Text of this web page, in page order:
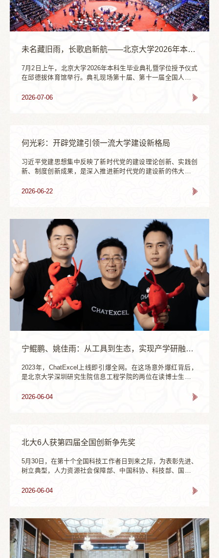
未名藏旧雨，长歌启新航——北京大学2026年本科生毕业典礼暨学位授予仪式举行
7月2日上午，北京大学2026年本科生毕业典礼暨学位授予仪式
在邱德拔体育馆举行。典礼现场第十届、第十一届全国人大常
委常委、教育工委书记于英杰等北京市领导，联合培养院校代
2026-07-06
何光彩：开辟党建引领一流大学建设新格局
习近平党建思想集中反映了新时代党的建设理论创新、实践创
新、制度创新成果，是深入推进新时代党的建设新的伟大工程
党的建设和思想政治工作贯穿办学治校全过程各领域，坚持社
总书记强调，“马克思主义是我们立党立国的根本指导思想，也
是我国大学最鲜亮的底色。...
2026-06-22
宁鲲鹏、姚佳雨：从工具到生态，实现产学研融通跃迁
2023年，ChatExcel上线即引爆全网。在这场意外爆红背后，
是北京大学深圳研究生院信息工程学院的两位在读博士生宁鲲
出一条科研-产品-产业-反哺校园的完整闭环。2026年初，北京
2026-06-04
北大6人获第四届全国创新争先奖
5月30日，在第十个全国科技工作者日到来之际，为表彰先进、
树立典型，人力资源社会保障部、中国科协、科技部、国务院
体和先进个人，分别颁发全国创新争先奖牌、奖章或奖状。北
肿瘤医院季加孚教授、北京大学基础医学院姜长涛教授，北京
大学化学与分子工程学院马丁教授、...
2026-06-04